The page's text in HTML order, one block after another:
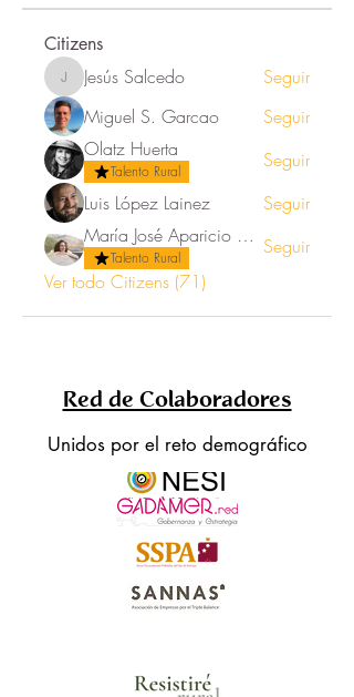
Citizens
Jesús Salcedo
Jesús Salcedo
Seguir
Miguel S. Garcao
Seguir
Olatz Huerta
Talento Rural
Seguir
Luis López Lainez
Seguir
María José Aparicio Ortega
Talento Rural
Seguir
Ver todo Citizens (71)
Red de Colaboradores
Unidos por el reto demográfico